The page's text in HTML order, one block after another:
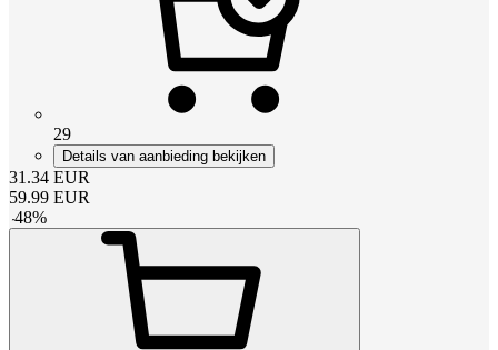
29
Details van aanbieding bekijken
31.34 EUR
59.99 EUR
-48%